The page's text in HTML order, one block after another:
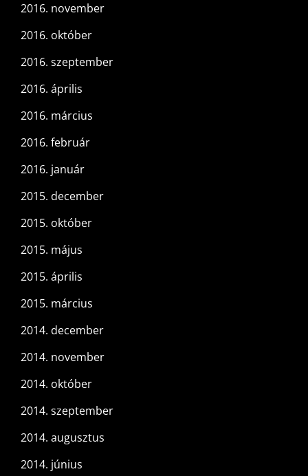
2016. november
2016. október
2016. szeptember
2016. április
2016. március
2016. február
2016. január
2015. december
2015. október
2015. május
2015. április
2015. március
2014. december
2014. november
2014. október
2014. szeptember
2014. augusztus
2014. június